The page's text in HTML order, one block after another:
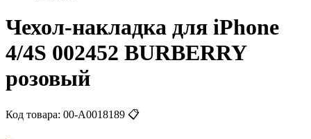
Чехол-накладка для iPhone
4/4S 002452 BURBERRY
розовый
Код товара: 00-А0018189 📋